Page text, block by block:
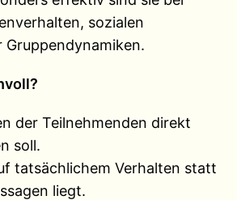
sozialen
der Teilnehmenden direkt
soll.
tatsächlichem Verhalten statt
liegt.